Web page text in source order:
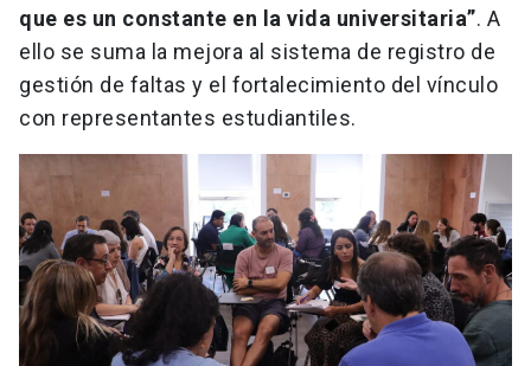
que es un constante en la vida universitaria”. A
ello se suma la mejora al sistema de registro de
gestión de faltas y el fortalecimiento del vínculo
con representantes estudiantiles.